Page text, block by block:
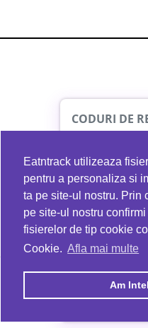
Eatntrack utilizeaza
pentru a personaliza si
ta pe site-ul nostru. Prin
pe site-ul nostru
fisierelor de tip cookie
Cookie. Afla mai multe
Am
CODURI DE
Ai40%
folosind